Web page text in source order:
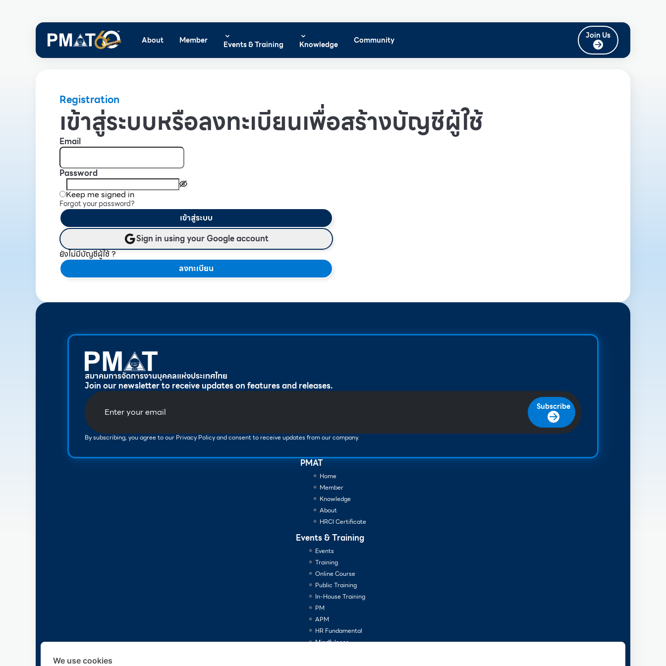
About Member Events & Training Knowledge Community Join Us
Registration
เข้าสู่ระบบหรือลงทะเบียนเพื่อสร้างบัญชีผู้ใช้
Email
Password
Keep me signed in
Forgot your password?
เข้าสู่ระบบ
Sign in using your Google account
ยังไม่มีบัญชีผู้ใช้ ?
ลงทะเบียน
สมาคมการจัดการงานบุคคลแห่งประเทศไทย
Join our newsletter to receive updates on features and releases.
Subscribe
By subscribing, you agree to our Privacy Policy and consent to receive updates from our company.
PMAT
Home
Member
Knowledge
About
HRCI Certificate
Events & Training
Events
Training
Online Course
Public Training
In-House Training
PM
APM
HR Fundamental
Mindfulness
We use cookies